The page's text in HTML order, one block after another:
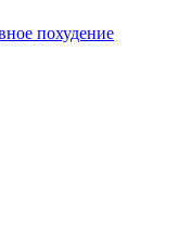
похудение